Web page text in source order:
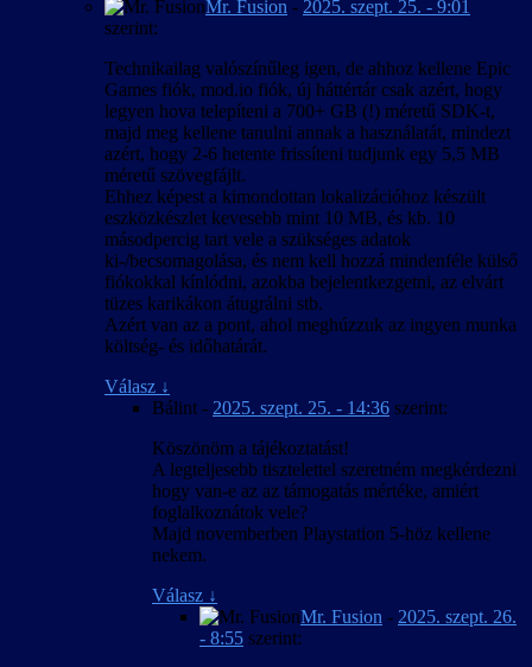
Mr. Fusion - 2025. szept. 25. - 9:01
szerint:
Technikailag valószínűleg igen, de ahhoz kellene Epic
Games fiók, mod.io fiók, új háttértár csak azért, hogy
legyen hova telepíteni a 700+ GB (!) méretű SDK-t,
majd meg kellene tanulni annak a használatát, mindezt
azért, hogy 2-6 hetente frissíteni tudjunk egy 5,5 MB
méretű szövegfájlt.
Ehhez képest a kimondottan lokalizációhoz készült
eszközkészlet kevesebb mint 10 MB, és kb. 10
másodpercig tart vele a szükséges adatok
ki-/becsomagolása, és nem kell hozzá mindenféle külső
fiókokkal kínlódni, azokba bejelentkezgetni, az elvárt
tüzes karikákon átugrálni stb.
Azért van az a pont, ahol meghúzzuk az ingyen munka
költség- és időhatárát.
Válasz ↓
Bálint - 2025. szept. 25. - 14:36 szerint:
Köszönöm a tájékoztatást!
A legteljesebb tisztelettel szeretném megkérdezni
hogy van-e az az támogatás mértéke, amiért
foglalkoznátok vele?
Majd novemberben Playstation 5-höz kellene
nekem.
Válasz ↓
Mr. Fusion - 2025. szept. 26.
- 8:55 szerint: